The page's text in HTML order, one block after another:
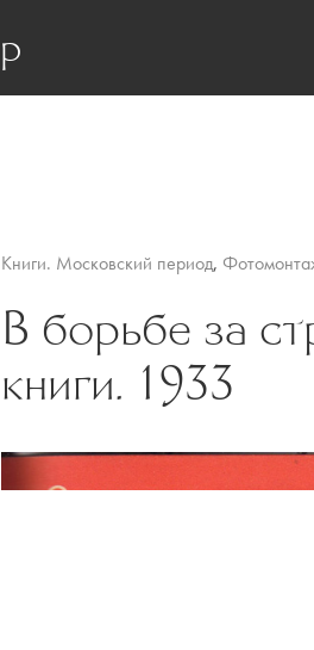
Книги. Московский период,
В борьбе за
книги. 1933